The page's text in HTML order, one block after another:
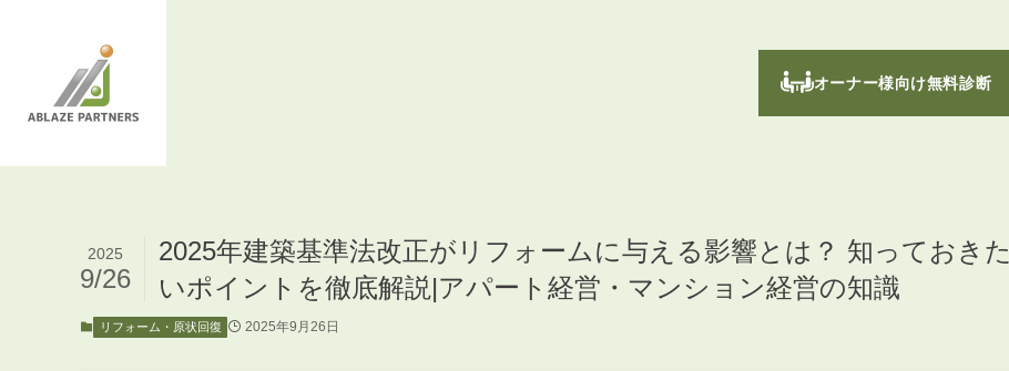
オーナー様向け無料診断
2025年建築基準法改正がリフォームに与える影響とは？ 知っておきた
いポイントを徹底解説|アパート経営・マンション経営の知識
2025
9/26
リフォーム・原状回復 2025年9月26日